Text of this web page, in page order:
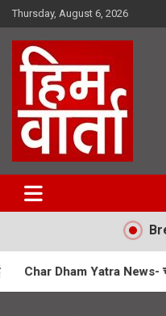
Skip
to
content
Thursday, August 6, 2026
Him Varta
Yatra News- चारधाम यात्रा